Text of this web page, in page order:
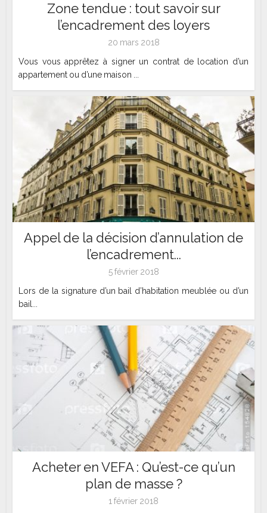
Zone tendue : tout savoir sur
l’encadrement des loyers
20 mars 2018
Vous vous apprêtez à signer un contrat de location d’un
appartement ou d’une maison ...
Appel de la décision d’annulation de
l’encadrement...
5 février 2018
Lors de la signature d’un bail d’habitation meublée ou d’un
bail...
Acheter en VEFA : Qu’est-ce qu’un
plan de masse ?
1 février 2018